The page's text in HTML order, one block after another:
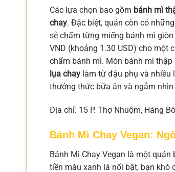
Các lựa chọn bao gồm bánh mì
chay. Đặc biệt, quán còn có
sẽ chấm từng miếng bánh mì
VND (khoảng 1.30 USD) cho một
chấm bánh mì. Món bánh mì
lụa chay làm từ đậu phụ và nhiều
thưởng thức bữa ăn và ngắm
Địa chỉ: 15 P. Thợ Nhuộm, Hàng
Bánh Mì Chay Vegan:
Bánh Mì Chay Vegan là một
tiền màu xanh lá nổi bật, bạn khó